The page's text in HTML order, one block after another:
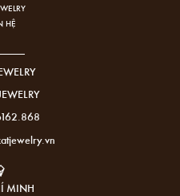
HỆ
MINH